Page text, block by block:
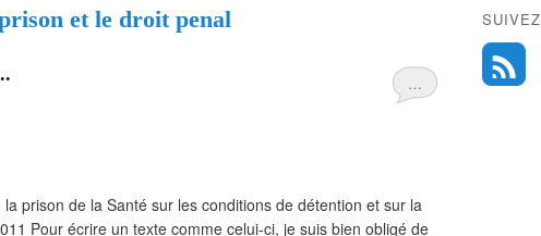
et le droit penal
…
prison de la Santé sur les conditions de détention et sur la
Pour écrire un texte comme celui-ci, je suis bien obligé de